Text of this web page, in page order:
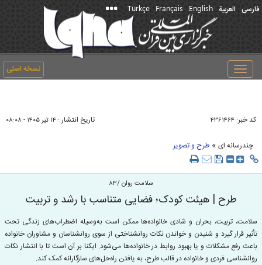
فارسی العربیة English
Français
Türkçe
نسخه اصلی
Toggle
navigation
کد خبر: ۴۳۶۱۴۶۴ تاریخ انتشار : ۱۴ تير ۱۴۰۵ - ۰۸:۰۸
چندرسانه ای » طرح و تصویر
سلامت روان /۸۳
طرح | هیئت کودک؛ فضایی متناسب با رشد و تربیت
سلامت، تربیت، بحران‌ و شادی خانواده‌ها ممکن است به‌وسیله اضطراب‌های زندگی تحت
تأثیر قرار گیرد و شنیدن و خواندن نکات روانشناختی از سوی روانشناسان و مشاوران خانواده
باعث رفع مشکلات و یا بهبود روابط در خانواده‌ها می‌شود. ایکنا بر آن است تا با انتشار نکات
روانشناسی فردی و خانواده در قالب طرح، به یافتن راه‌حل­‌های سازگارانه کمک کند.